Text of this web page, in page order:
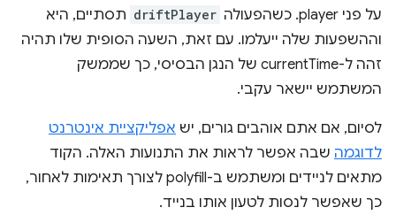
על פני player. כשהפעולה
driftPlayer תסתיים, היא
וההשפעות שלה ייעלמו. עם זאת, השעה הסופית שלו תהיה
זהה ל-currentTime של הנגן הבסיסי, כך שממשק
המשתמש יישאר עקבי.
לסיום, אם אתם אוהבים גורים, יש אפליקציית אינטרנט
לדוגמה שבה אפשר לראות את התנועות האלה. הקוד
מתאים לניידים ומשתמש ב-polyfill לצורך תאימות לאחור,
כך שאפשר לנסות לטעון אותו בנייד.